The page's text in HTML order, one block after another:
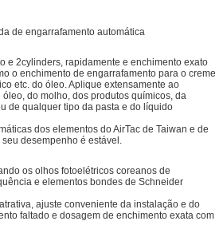
de engarrafamento automática
e 2cylinders, rapidamente e enchimento exato
o enchimento de engarrafamento para o creme
etc. do óleo. Aplique extensamente ao
do molho, dos produtos químicos, da
de qualquer tipo da pasta e do líquido
dos elementos do AirTac de Taiwan e de
desempenho é estável.
os olhos fotoelétricos coreanos de
e elementos bondes de Schneider
ajuste conveniente da instalação e do
faltado e dosagem de enchimento exata com